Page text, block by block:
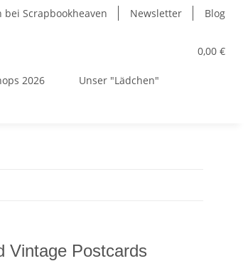
bei Scrapbookheaven Newsletter Blog
0,00 €
2026 Unser "Lädchen"
Vintage Postcards